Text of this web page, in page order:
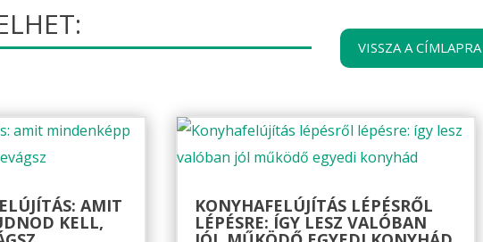
VISSZA A CÍMLAPRA
AMIT
KELL,
KONYHAFELÚJÍTÁS LÉPÉSRŐL
LÉPÉSRE: ÍGY LESZ VALÓBAN